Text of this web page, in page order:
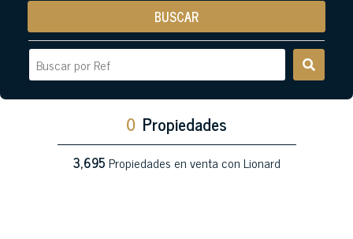
BUSCAR
0 Propiedades
3,695Propiedades en venta con Lionard